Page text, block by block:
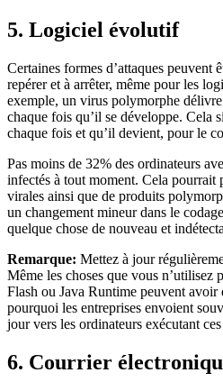
5. Logiciel évolutif
Certaines formes d’attaques peuvent
repérer et à arrêter, même pour les
exemple, un virus polymorphe
chaque fois qu’il se développe. Cela
chaque fois et qu’il devient, pour le
Pas moins de 32% des ordinateurs
infectés à tout moment. Cela pourrait
virales ainsi que de produits
un changement mineur dans le
quelque chose de nouveau et
Remarque: Mettez à jour
Même les choses que vous n’utilisez
Flash ou Java Runtime peuvent avoir
pourquoi les entreprises envoient
jour vers les ordinateurs exécutant
6. Courrier